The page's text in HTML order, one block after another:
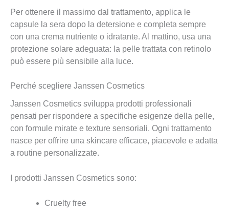
Per ottenere il massimo dal trattamento, applica le
capsule la sera dopo la detersione e completa sempre
con una crema nutriente o idratante. Al mattino, usa una
protezione solare adeguata: la pelle trattata con retinolo
può essere più sensibile alla luce.
Perché scegliere Janssen Cosmetics
Janssen Cosmetics sviluppa prodotti professionali
pensati per rispondere a specifiche esigenze della pelle,
con formule mirate e texture sensoriali. Ogni trattamento
nasce per offrire una skincare efficace, piacevole e adatta
a routine personalizzate.
I prodotti Janssen Cosmetics sono:
Cruelty free